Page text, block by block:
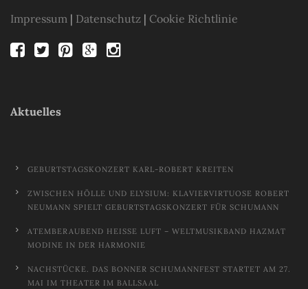
Impressum | Datenschutz | Cookie Richtlinie
Aktuelles
GEBURTSTAGSKONZERT KARL-ROBERT KREITEN
ZWISCHEN HÖLLE UND ELYSIUM: KLAVIERVIRTUOSE ROBERT
NEUMANN SPIELT GEBURTSTAGSKONZERT FÜR SCHUMANN
ATEMBERAUBEND HEISSE LUFT – WELTMUSIKBAND HAZMAT M
ODINE IN DER HARMONIE
NACHSTÜCKE. DAS BONNER SCHUMANNFEST STARTET AM 27.
MAI IM THEATER IM BALLSAAL